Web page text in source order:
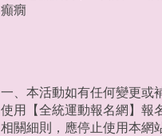
癲癇
一、本活動如有任何變更或
使用【全統運動報名網】報
相關細則，應停止使用本網